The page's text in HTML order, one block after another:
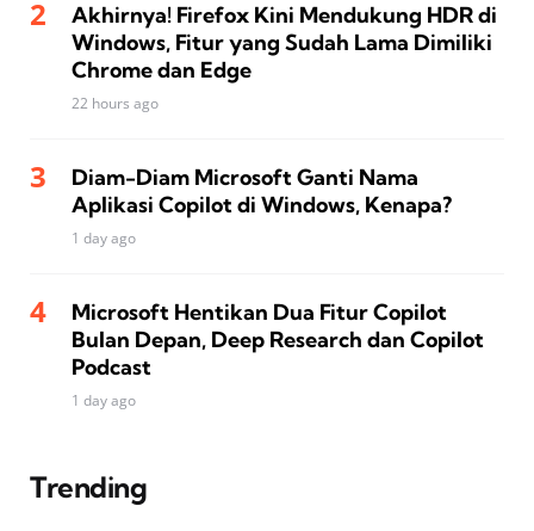
Akhirnya! Firefox Kini Mendukung HDR di
Windows, Fitur yang Sudah Lama Dimiliki
Chrome dan Edge
22 hours ago
Diam-Diam Microsoft Ganti Nama
Aplikasi Copilot di Windows, Kenapa?
1 day ago
Microsoft Hentikan Dua Fitur Copilot
Bulan Depan, Deep Research dan Copilot
Podcast
1 day ago
Trending